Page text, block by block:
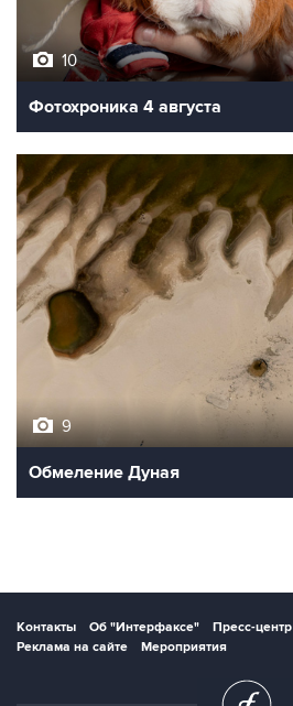
10
Фотохроника 4 августа
9
Обмеление Дуная
Контакты Об "Интерфаксе" Пресс-центр
Реклама на сайте
Мероприятия